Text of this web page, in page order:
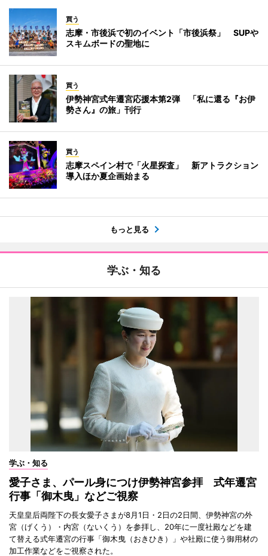
買う
志摩・市後浜で初のイベント「市後浜祭」 SUPや
スキムボードの聖地に
買う
伊勢神宮式年遷宮応援本第2弾 「私に還る『お伊
勢さん』の旅」刊行
買う
志摩スペイン村で「火星探査」 新アトラクション
導入ほか夏企画始まる
もっと見る
学ぶ・知る
学ぶ・知る
愛子さま、パール身につけ伊勢神宮参拝 式年遷宮
行事「御木曳」などご視察
天皇皇后両陛下の長女愛子さまが8月1日・2日の2日間、伊勢神宮の外
宮（げくう）・内宮（ないくう）を参拝し、20年に一度社殿などを建
て替える式年遷宮の行事「御木曳（おきひき）」や社殿に使う御用材の
加工作業などをご視察された。